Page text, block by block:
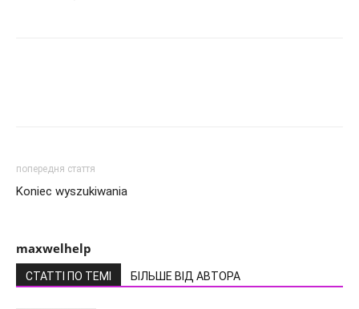
попередня стаття
Koniec wyszukiwania
maxwelhelp
СТАТТІ ПО ТЕМІ БІЛЬШЕ ВІД АВТОРА